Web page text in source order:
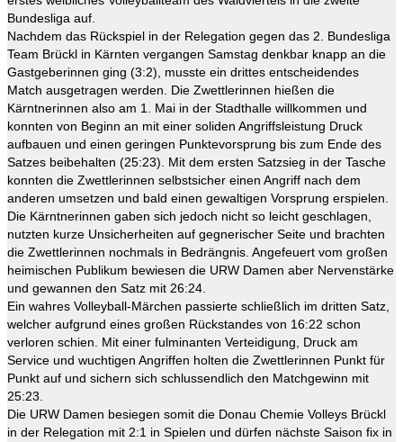
Bundesliga auf.
Nachdem das Rückspiel in der Relegation gegen das 2. Bundesliga
Team Brückl in Kärnten vergangen Samstag denkbar knapp an die
Gastgeberinnen ging (3:2), musste ein drittes entscheidendes
Match ausgetragen werden. Die Zwettlerinnen hießen die
Kärntnerinnen also am 1. Mai in der Stadthalle willkommen und
konnten von Beginn an mit einer soliden Angriffsleistung Druck
aufbauen und einen geringen Punktevorsprung bis zum Ende des
Satzes beibehalten (25:23). Mit dem ersten Satzsieg in der Tasche
konnten die Zwettlerinnen selbstsicher einen Angriff nach dem
anderen umsetzen und bald einen gewaltigen Vorsprung erspielen.
Die Kärntnerinnen gaben sich jedoch nicht so leicht geschlagen,
nutzten kurze Unsicherheiten auf gegnerischer Seite und brachten
die Zwettlerinnen nochmals in Bedrängnis. Angefeuert vom großen
heimischen Publikum bewiesen die URW Damen aber Nervenstärke
und gewannen den Satz mit 26:24.
Ein wahres Volleyball-Märchen passierte schließlich im dritten Satz,
welcher aufgrund eines großen Rückstandes von 16:22 schon
verloren schien. Mit einer fulminanten Verteidigung, Druck am
Service und wuchtigen Angriffen holten die Zwettlerinnen Punkt für
Punkt auf und sichern sich schlussendlich den Matchgewinn mit
25:23.
Die URW Damen besiegen somit die Donau Chemie Volleys Brückl
in der Relegation mit 2:1 in Spielen und dürfen nächste Saison fix in